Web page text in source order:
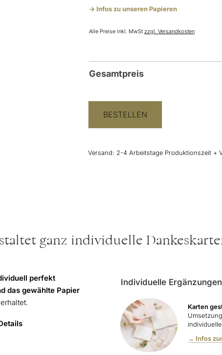
-> Infos zu unseren Papieren
Alle Preise inkl. MwStzzgl. Versandkosten
Gesamtpreis
BESTELLEN
Versand: 2-4 Arbeitstage Produktionszeit +
ganz individuelle
perfekt
das gewählte Papier
Individuelle
Karten
→ Infos